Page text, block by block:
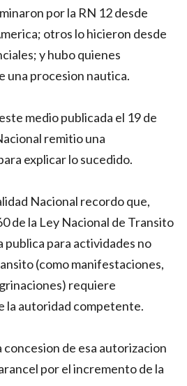
por la RN 12 desde
otros lo hicieron desde
y hubo quienes
una procesion nautica.
medio publicada el 19 de
remitio una
explicar lo sucedido.
Nacional recordo que,
de la Ley Nacional de Transito
publica para actividades no
(como manifestaciones,
requiere
la autoridad competente.
concesion de esa autorizacion
por el incremento de la